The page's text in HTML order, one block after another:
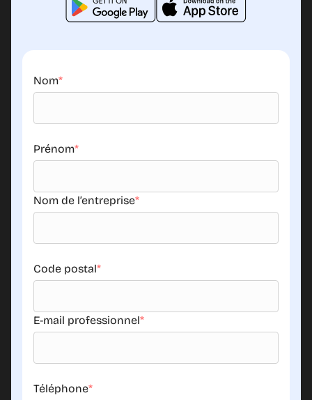
Nom*
Prénom*
Nom de l’entreprise*
Code postal*
E-mail professionnel*
Téléphone*